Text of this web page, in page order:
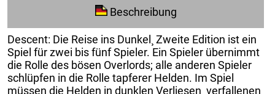
Beschreibung
Descent: Die Reise ins Dunkel¸ Zweite Edition ist ein
Spiel für zwei bis fünf Spieler. Ein Spieler übernimmt
die Rolle des bösen Overlords; alle anderen Spieler
schlüpfen in die Rolle tapferer Helden. Im Spiel
müssen die Helden in dunklen Verliesen¸ verfallenen